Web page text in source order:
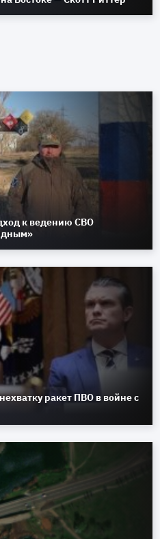
к ведению СВО
ракет ПВО в войне с